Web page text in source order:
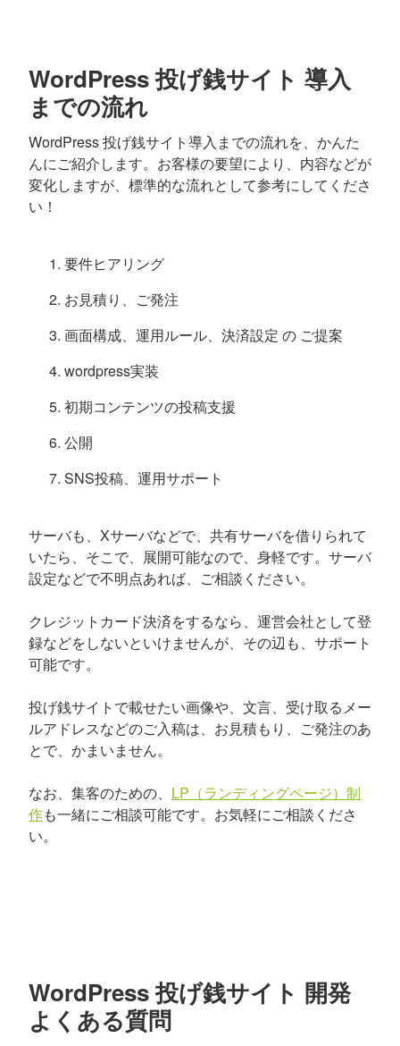
WordPress 投げ銭サイト 導入
までの流れ
WordPress 投げ銭サイト導入までの流れを、かんた
んにご紹介します。お客様の要望により、内容などが
変化しますが、標準的な流れとして参考にしてくださ
い！
要件ヒアリング
お見積り、ご発注
画面構成、運用ルール、決済設定 の ご提案
wordpress実装
初期コンテンツの投稿支援
公開
SNS投稿、運用サポート
サーバも、Xサーバなどで、共有サーバを借りられて
いたら、そこで、展開可能なので、身軽です。サーバ
設定などで不明点あれば、ご相談ください。
クレジットカード決済をするなら、運営会社として登
録などをしないといけませんが、その辺も、サポート
可能です。
投げ銭サイトで載せたい画像や、文言、受け取るメー
ルアドレスなどのご入稿は、お見積もり、ご発注のあ
とで、かまいません。
なお、集客のための、 LP（ランディングページ）制
作も一緒にご相談可能です。お気軽にご相談くださ
い。
WordPress 投げ銭サイト 開発
よくある質問